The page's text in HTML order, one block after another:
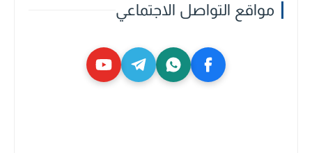
مواقع التواصل الاجتماعي